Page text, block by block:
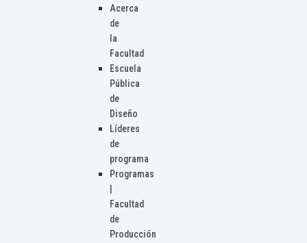
Acerca
de
la
Facultad
Escuela
Pública
de
Diseño
Líderes
de
programa
Programas
Facultad
de
Producción